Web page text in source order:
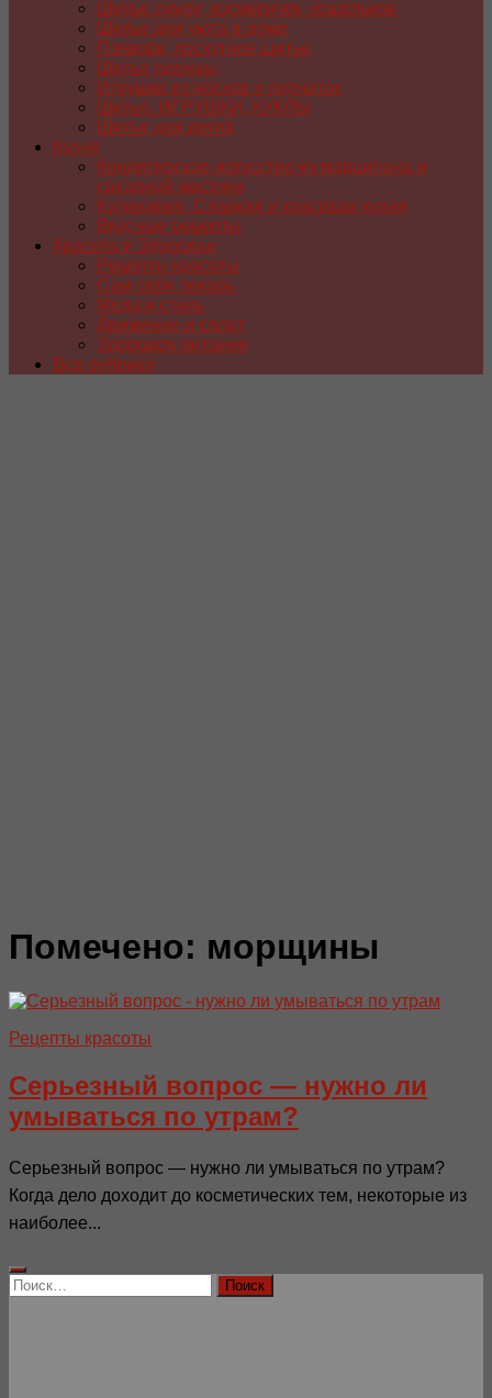
Шитье сумок, косметичек, кошельков
Шитье для уюта в доме
Пэчворк, лоскутное шитье
Шитье одежды
Игрушки из носков и перчаток
Шитье. ИГРУШКИ, КУКЛЫ
Шитье для детей
Кухня
Кондитерское искусство из марципана и
сахарной мастики
Кулинария. Сладкая и красивая кухня
Вкусные рецепты
Красота и Здоровье
Рецепты красоты
Сам себе лекарь
Мода и стиль
Движение и спорт
Здоровое питание
Все рубрики
Помечено: морщины
Рецепты красоты
Серьезный вопрос — нужно ли
умываться по утрам?
Серьезный вопрос — нужно ли умываться по утрам?
Когда дело доходит до косметических тем, некоторые из
наиболее...
Найти: